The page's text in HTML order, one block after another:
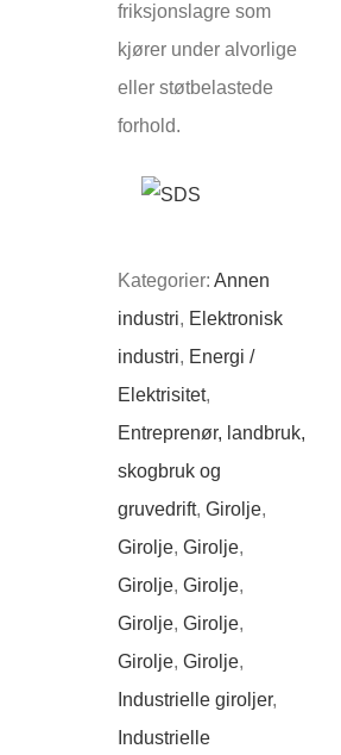
friksjonslagre som
kjører under alvorlige
eller støtbelastede
forhold.
Kategorier: Annen
industri, Elektronisk
industri, Energi /
Elektrisitet,
Entreprenør, landbruk,
skogbruk og
gruvedrift, Girolje,
Girolje, Girolje,
Girolje, Girolje,
Girolje, Girolje,
Girolje, Girolje,
Industrielle giroljer,
Industrielle